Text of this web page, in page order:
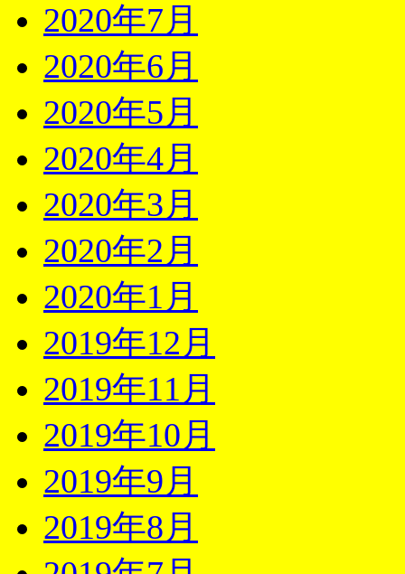
2020年7月
2020年6月
2020年5月
2020年4月
2020年3月
2020年2月
2020年1月
2019年12月
2019年11月
2019年10月
2019年9月
2019年8月